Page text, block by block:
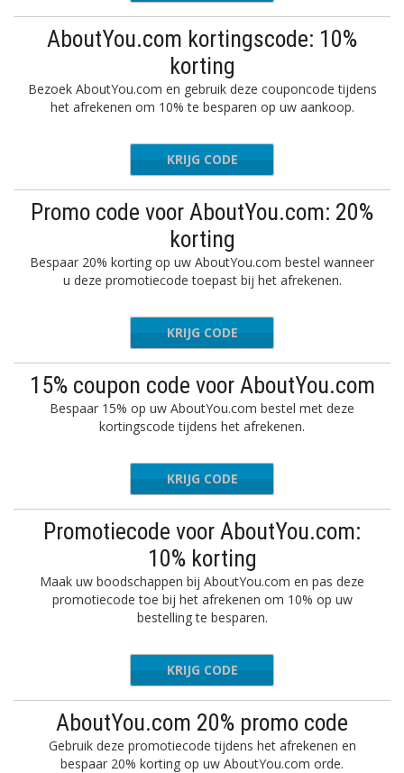
AboutYou.com kortingscode: 10%
korting
Bezoek AboutYou.com en gebruik deze couponcode tijdens
het afrekenen om 10% te besparen op uw aankoop.
-SRVSHK
KRIJG CODE
Promo code voor AboutYou.com: 20%
korting
Bespaar 20% korting op uw AboutYou.com bestel wanneer
u deze promotiecode toepast bij het afrekenen.
-CCNXDZ
KRIJG CODE
15% coupon code voor AboutYou.com
Bespaar 15% op uw AboutYou.com bestel met deze
kortingscode tijdens het afrekenen.
PATRI15
KRIJG CODE
Promotiecode voor AboutYou.com:
10% korting
Maak uw boodschappen bij AboutYou.com en pas deze
promotiecode toe bij het afrekenen om 10% op uw
bestelling te besparen.
-UU5YHE
KRIJG CODE
AboutYou.com 20% promo code
Gebruik deze promotiecode tijdens het afrekenen en
bespaar 20% korting op uw AboutYou.com orde.